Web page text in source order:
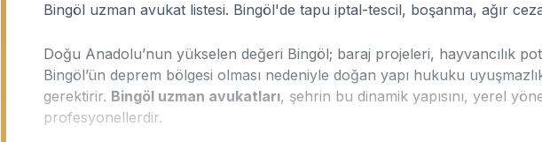
Bingöl uzman avukat listesi. Bingöl'de tapu iptal-tescil, boşanma, ağır
Doğu Anadolu’nun yükselen değeri Bingöl; baraj projeleri, hayvancılık
Bingöl’ün deprem bölgesi olması nedeniyle doğan yapı hukuku
gerektirir. Bingöl uzman avukatları, şehrin bu dinamik yapısını, yerel
profesyonellerdir.